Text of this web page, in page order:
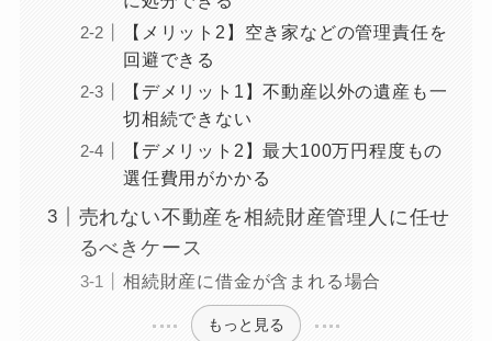
【メリット2】空き家などの管理責任を
回避できる
【デメリット1】不動産以外の遺産も一
切相続できない
【デメリット2】最大100万円程度もの
選任費用がかかる
売れない不動産を相続財産管理人に任せ
るべきケース
相続財産に借金が含まれる場合
もっと見る